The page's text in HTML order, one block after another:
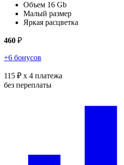
Объем 16 Gb
Малый размер
Яркая расцветка
460 ₽
+6 бонусов
115 ₽ x 4 платежа
без переплаты